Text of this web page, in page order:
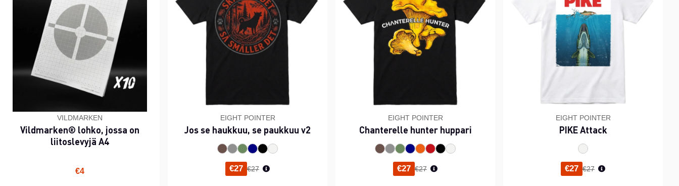
VILDMARKEN
Vildmarken® lohko, jossa on
liitoslevyjä A4
€4
EIGHT POINTER
Jos se haukkuu, se paukkuu v2
€27 Normaali hinta
€27
EIGHT POINTER
Chanterelle hunter huppari
€27 Normaali hinta
€27
EIGHT POINTER
PIKE Attack
€27 Normaali hinta
€27